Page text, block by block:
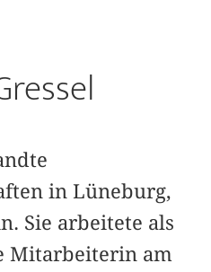
in Lüneburg,
Sie arbeitete als
Mitarbeiterin am